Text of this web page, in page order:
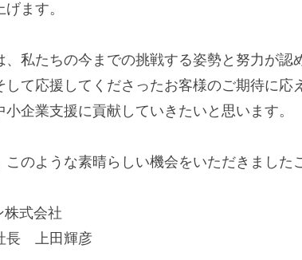
ます。
、私たちの今までの挑戦する姿勢と努力が
して応援してくださったお客様のご期待に
小企業支援に貢献していきたいと思います。
このような素晴らしい機会をいただきました
株式会社
長 上田輝彦